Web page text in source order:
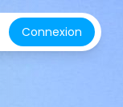
Connexion